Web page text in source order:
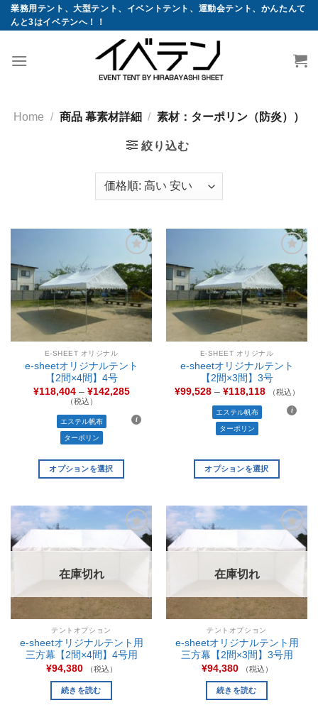
コ
ン
業務用テント、大型テント、イベントテント、運動会テント、かんたんて
んと3はイベテンへ！！
Home / 商品 幕素材詳細 / 素材：ターポリン（防炎））
絞り込む
お気
に入
りに
追加
E-SHEET オリジナル
e-sheetオリジナルテント
【2間×4間】4号
¥118,404– ¥142,285
（税込）
エステル帆布
ターポリン
オプションを選択
お気
に入
りに
追加
E-SHEET オリジナル
e-sheetオリジナルテント
【2間×3間】3号
¥99,528– ¥118,118 （税込）
エステル帆布
ターポリン
オプションを選択
お気
に入
在庫切れ
テントオプション
e-sheetオリジナルテント用
三方幕【2間×4間】4号用
¥94,380 （税込）
続きを読む
お気
に入
在庫切れ
テントオプション
e-sheetオリジナルテント用
三方幕【2間×3間】3号用
¥94,380 （税込）
続きを読む